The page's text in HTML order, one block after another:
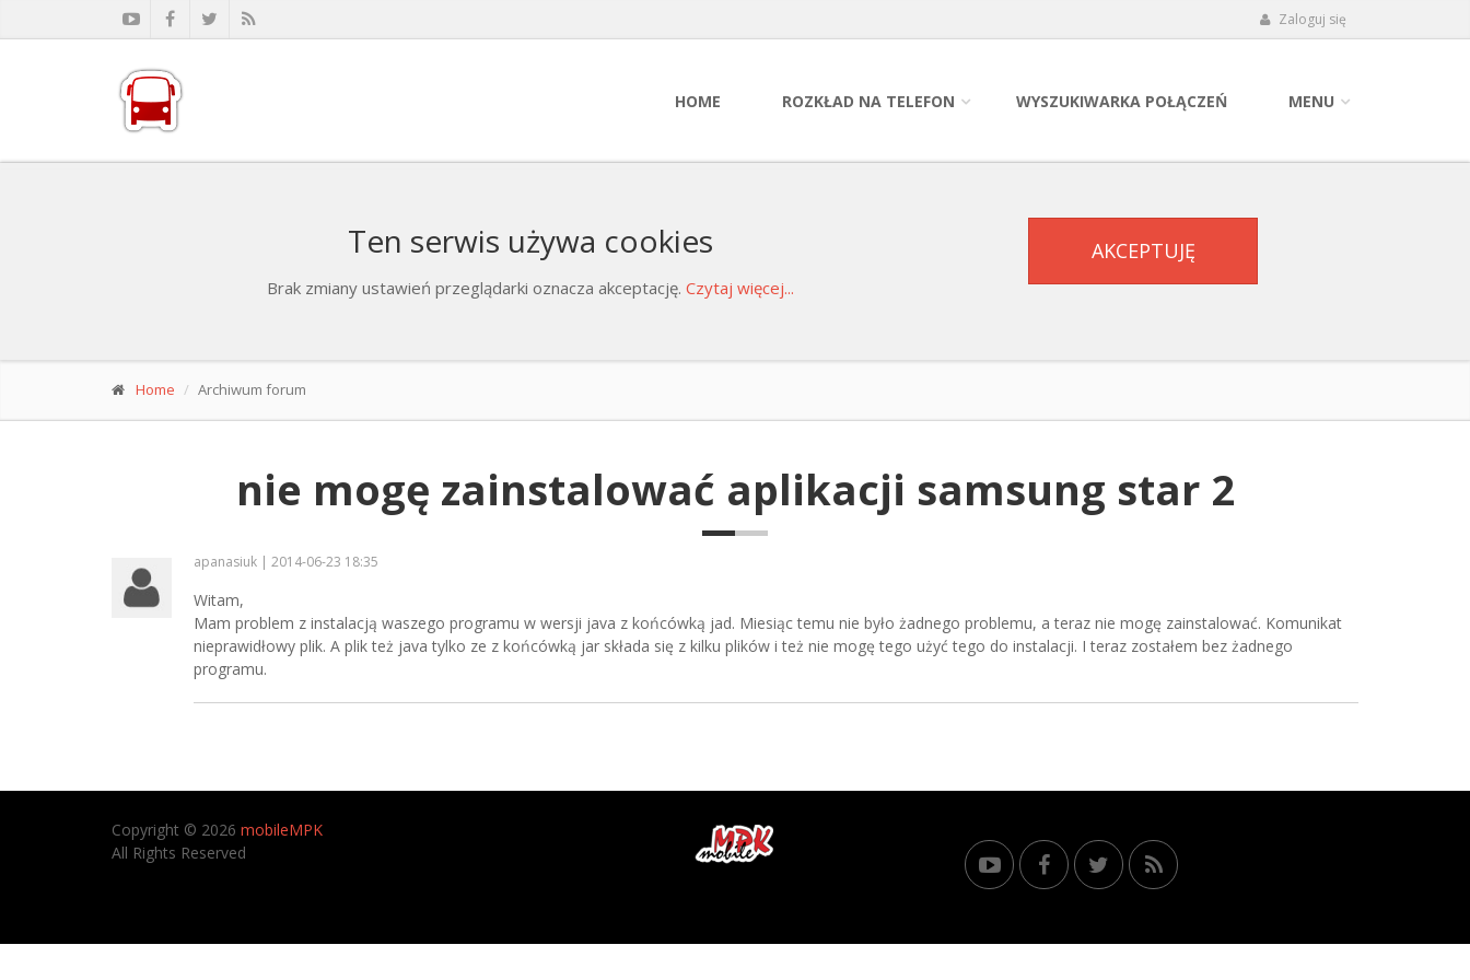
Zaloguj się
HOME ROZKŁAD NA TELEFON WYSZUKIWARKA POŁĄCZEŃ MENU
Ten serwis używa cookies
Brak zmiany ustawień przeglądarki oznacza akceptację.Czytaj więcej...
AKCEPTUJĘ
Home Archiwum forum
nie mogę zainstalować aplikacji samsung star 2
apanasiuk | 2014-06-23 18:35
Witam,
Mam problem z instalacją waszego programu w wersji java z końcówką jad. Miesiąc temu nie było żadnego problemu, a teraz nie mogę zainstalować. Komunikat
nieprawidłowy plik. A plik też java tylko ze z końcówką jar składa się z kilku plików i też nie mogę tego użyć tego do instalacji. I teraz zostałem bez żadnego
programu.
Copyright © 2026 mobileMPK
All Rights Reserved